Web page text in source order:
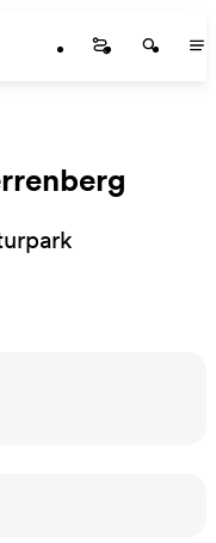
Startseite